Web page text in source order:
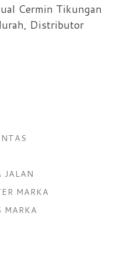
Cermin Tikungan
Distributor
JALAN
MARKA
MARKA